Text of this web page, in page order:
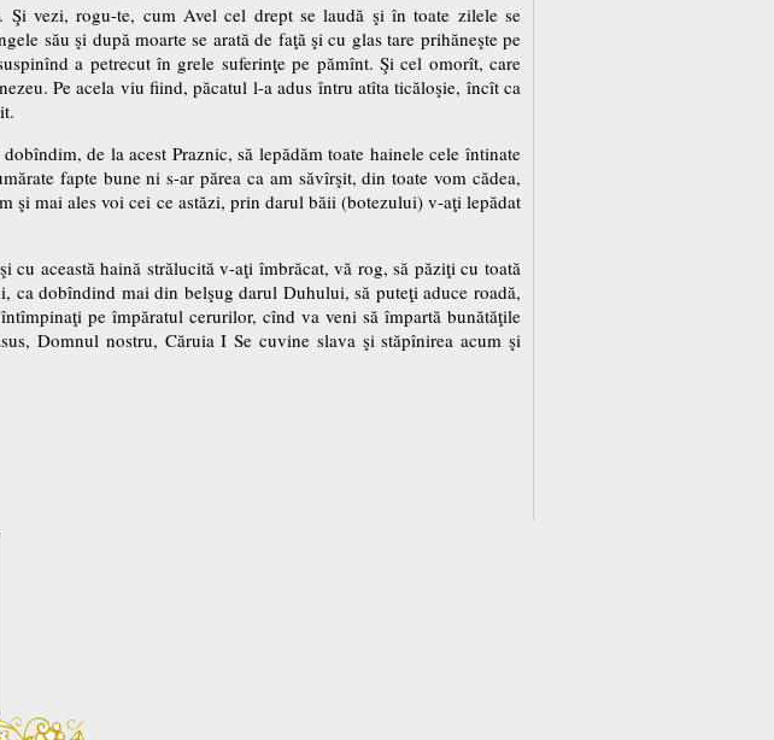
vezi, rogu-te, cum Avel cel drept se laudă şi în toate zilele se
său şi după moarte se arată de faţă şi cu glas tare prihăneşte pe
a petrecut în grele suferinţe pe pămînt. Şi cel omorît, care
Pe acela viu fiind, păcatul l-a adus întru atîta ticăloşie, încît ca
de la acest Praznic, să lepădăm toate hainele cele întinate
fapte bune ni s-ar părea ca am săvîrşit, din toate vom cădea,
şi mai ales voi cei ce astăzi, prin darul băii (botezului) v-aţi lepădat
această haină strălucită v-aţi îmbrăcat, vă rog, să păziţi cu toată
ca dobîndind mai din belşug darul Duhului, să puteţi aduce roadă,
pe împăratul cerurilor, cînd va veni să împartă bunătăţile
Domnul nostru, Căruia I Se cuvine slava şi stăpînirea acum şi